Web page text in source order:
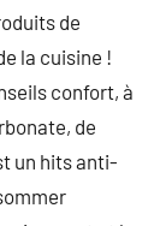
de
la cuisine !
confort, à
de
un hits anti-